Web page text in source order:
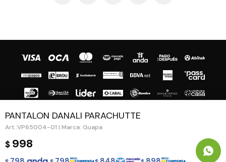
PANTALON DANALI PARACHUTTE
VP65004-01 | Marca: Guapa
$ 998